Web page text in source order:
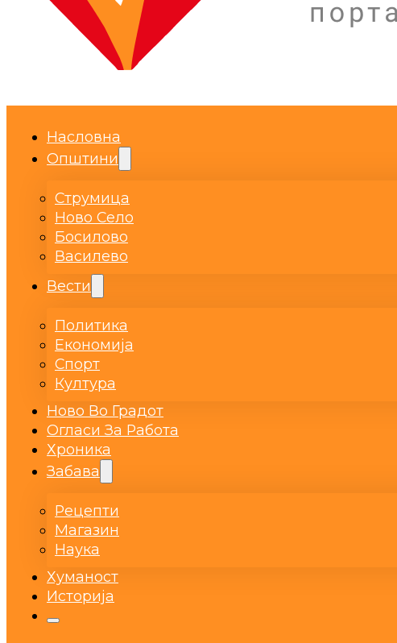
Насловна
Општини
Струмица
Ново Село
Босилово
Василево
Вести
Политика
Економија
Спорт
Култура
Ново Во Градот
Огласи За Работа
Хроника
Забава
Рецепти
Магазин
Наука
Хуманост
Историја